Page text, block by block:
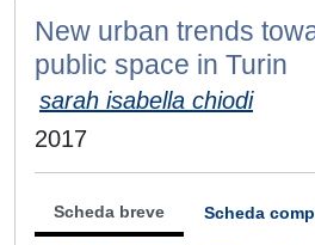
New urban trends
public space in Turin
sarah isabella chiodi
2017
Scheda breve Scheda